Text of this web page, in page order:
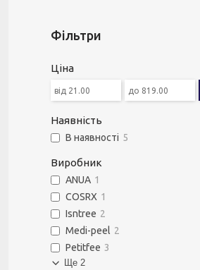
Фільтри
Ціна
Наявність
В наявності 5
Виробник
ANUA 1
COSRX 1
Isntree 2
Medi-peel 2
Petitfee 3
Ще 2